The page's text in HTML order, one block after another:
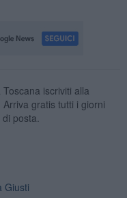
iscriviti alla
Arriva gratis tutti i giorni
posta.
Giusti